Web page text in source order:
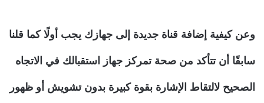
وعن كيفية إضافة قناة جديدة إلى جهازك يجب أولًا كما قلنا
سابقًا أن تتأكد من صحة تمركز جهاز استقبالك في الاتجاه
الصحيح لالتقاط الإشارة بقوة كبيرة بدون تشويش أو ظهور